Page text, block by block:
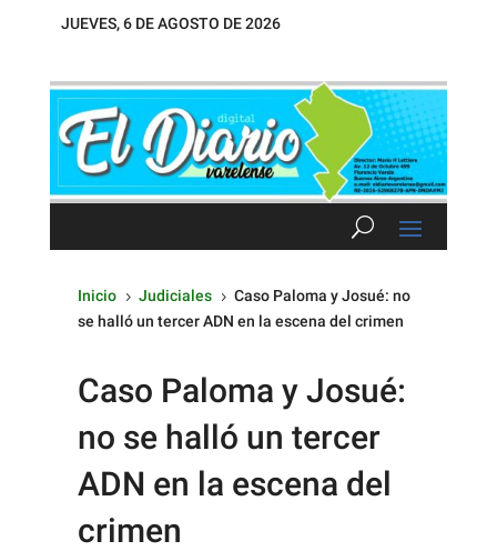
JUEVES, 6 DE AGOSTO DE 2026
Inicio 5 Judiciales 5 Caso Paloma y Josué: no
se halló un tercer ADN en la escena del crimen
Caso Paloma y Josué:
no se halló un tercer
ADN en la escena del
crimen